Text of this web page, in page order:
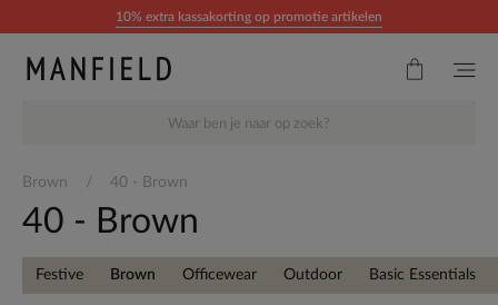
Doorgaan naar artikel10% extra kassakorting op promotie artikelen
Brown 40 - Brown
40 - Brown
Festive Brown Officewear Outdoor Basic Essentials